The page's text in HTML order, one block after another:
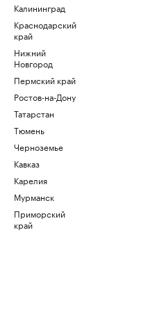
Калининград
Краснодарский
край
Нижний
Новгород
Пермский край
Ростов-на-Дону
Татарстан
Тюмень
Черноземье
Кавказ
Карелия
Мурманск
Приморский
край